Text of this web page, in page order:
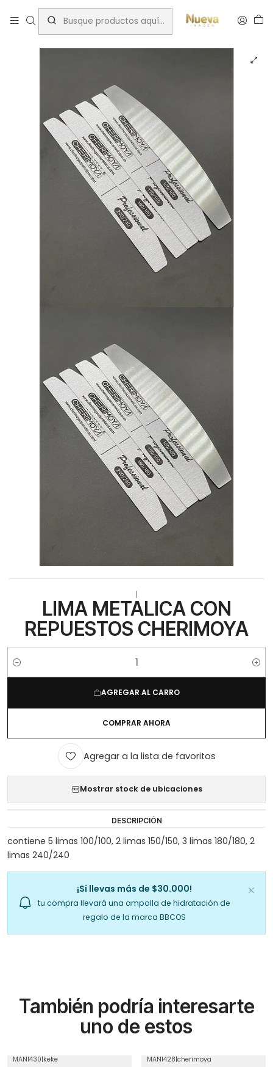
Limas y buffer LIMA METALICA CON REPUESTOS CHERIMOYA
LIMA METALICA CON
REPUESTOS CHERIMOYA
Cantidad
AGREGAR AL CARRO
COMPRAR AHORA
Agregar a la lista de favoritos
Mostrar stock de ubicaciones
DESCRIPCIÓN
contiene 5 limas 100/100, 2 limas 150/150, 3 limas 180/180, 2
limas 240/240
¡Sí llevas más de $30.000!
tu compra llevará una ampolla de hidratación de
regalo de la marca BBCOS
También podría interesarte
uno de estos
MANI430|keke MANI428|cherimoya